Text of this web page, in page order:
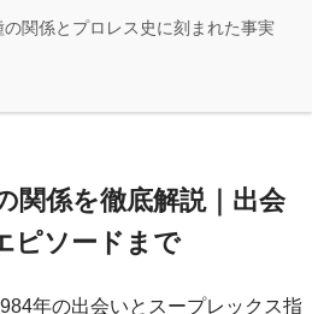
関係とプロレス史に刻まれた事実
関係を徹底解説｜出会
ピソードまで
年の出会いとスープレックス指